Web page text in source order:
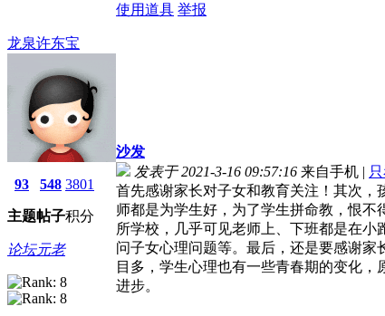
使用道具 举报
龙泉许东宝
93
主题
548
帖子
3801
积分
论坛元老
沙发
发表于 2021-3-16 09:57:16 来自手机 |
首先感谢家长对子女和教育关注！其次
师都是为学生好，为了学生拼命教，恨
所学校，几乎可见老师上、下班都是在
问子女心理问题等。最后，还是要感谢
目多，学生心理也有一些青春期的变化
进步。